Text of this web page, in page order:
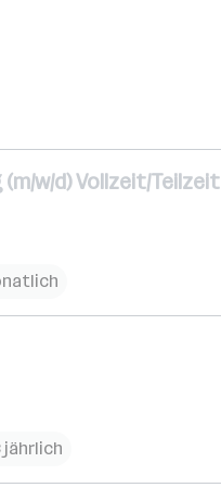
w/d) Vollzeit/Teilzeit
jährlich